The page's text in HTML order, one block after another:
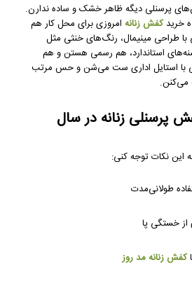
پرسنلی دیگه ظاهر خشک و ساده ندارن.
خریدکفش زنانهامروزی برای محل کار هم
با طراحی مینیمال، رنگ‌های خنثی مثل
استاندارد، هم رسمی هستن و هم
با استایل اداری ست می‌شن و حس مرتب
می‌کنن.
پرسنلی زنانه در سال
این نکات توجه کنی:
طولانی‌مدت
خستگی پا
کفش زنانه مد روز